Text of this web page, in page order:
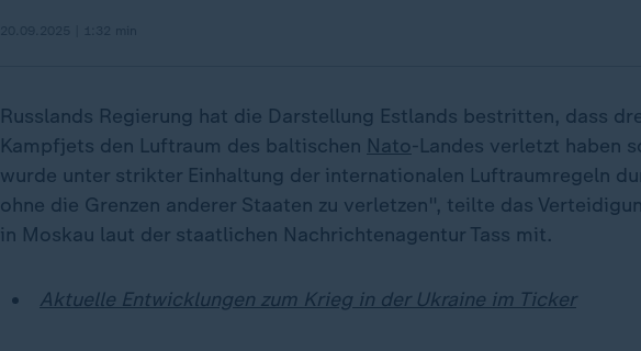
Russlands Regierung hat die Darstellung Estlands bestritten, dass
Kampfjets den Luftraum des baltischen Nato-Landes verletzt haben
wurde unter strikter Einhaltung der internationalen Luftraumregeln
ohne die Grenzen anderer Staaten zu verletzen", teilte das
in Moskau laut der staatlichen Nachrichtenagentur Tass mit.
Aktuelle Entwicklungen zum Krieg in der Ukraine im Ticker